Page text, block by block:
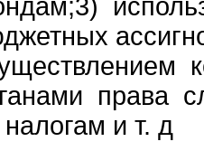
права
налогам и т. д